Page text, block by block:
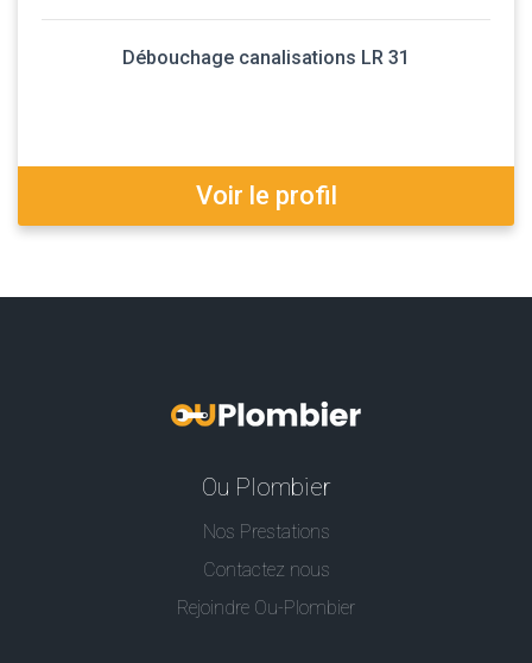
Débouchage canalisations LR 31
Voir le profil
Ou Plombier
Nos Prestations
Contactez nous
Rejoindre Ou-Plombier